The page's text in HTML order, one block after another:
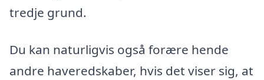
tredje grund.
Du kan naturligvis også forære hende
andre haveredskaber, hvis det viser sig, at